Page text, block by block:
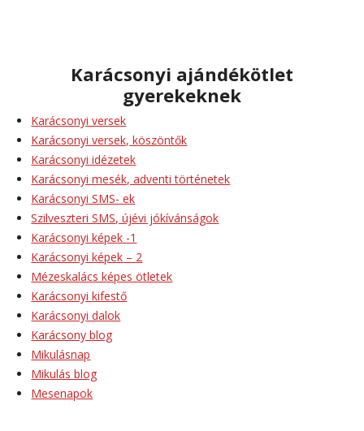
Karácsonyi ajándékötlet
gyerekeknek
Karácsonyi versek
Karácsonyi versek, köszöntők
Karácsonyi idézetek
Karácsonyi mesék, adventi történetek
Karácsonyi SMS- ek
Szilveszteri SMS, újévi jókívánságok
Karácsonyi képek -1
Karácsonyi képek – 2
Mézeskalács képes ötletek
Karácsonyi kifestő
Karácsonyi dalok
Karácsony blog
Mikulásnap
Mikulás blog
Mesenapok